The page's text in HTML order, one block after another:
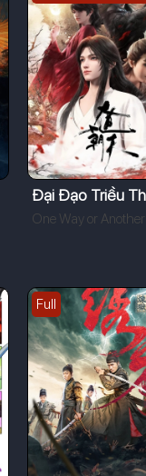
Đại Đạo Triều
Full